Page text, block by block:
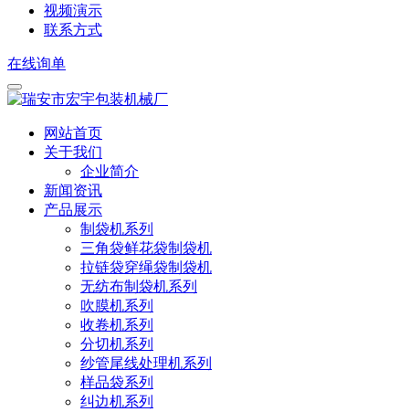
视频演示
联系方式
在线询单
网站首页
关于我们
企业简介
新闻资讯
产品展示
制袋机系列
三角袋鲜花袋制袋机
拉链袋穿绳袋制袋机
无纺布制袋机系列
吹膜机系列
收卷机系列
分切机系列
纱管尾线处理机系列
样品袋系列
纠边机系列